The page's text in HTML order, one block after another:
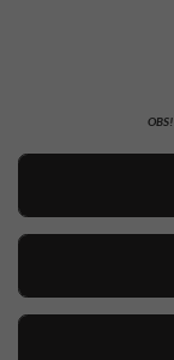
OBS!